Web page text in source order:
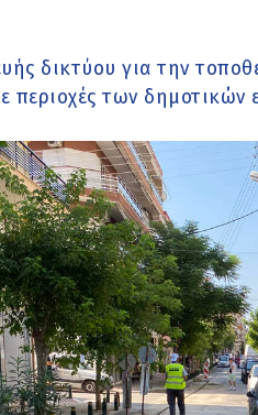
δικτύου για την
περιοχές των